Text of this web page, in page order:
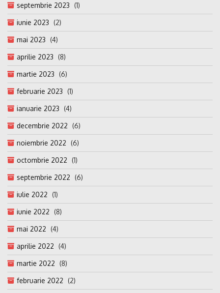
septembrie 2023 (1)
iunie 2023 (2)
mai 2023 (4)
aprilie 2023 (8)
martie 2023 (6)
februarie 2023 (1)
ianuarie 2023 (4)
decembrie 2022 (6)
noiembrie 2022 (6)
octombrie 2022 (1)
septembrie 2022 (6)
iulie 2022 (1)
iunie 2022 (8)
mai 2022 (4)
aprilie 2022 (4)
martie 2022 (8)
februarie 2022 (2)